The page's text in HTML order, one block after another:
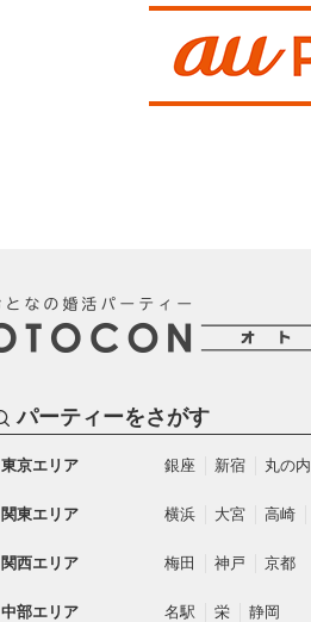
パーティーをさがす
東京エリア 銀座 新宿 丸の内
関東エリア 横浜 大宮 高崎
関西エリア 梅田 神戸 京都
中部エリア 名駅 栄 静岡